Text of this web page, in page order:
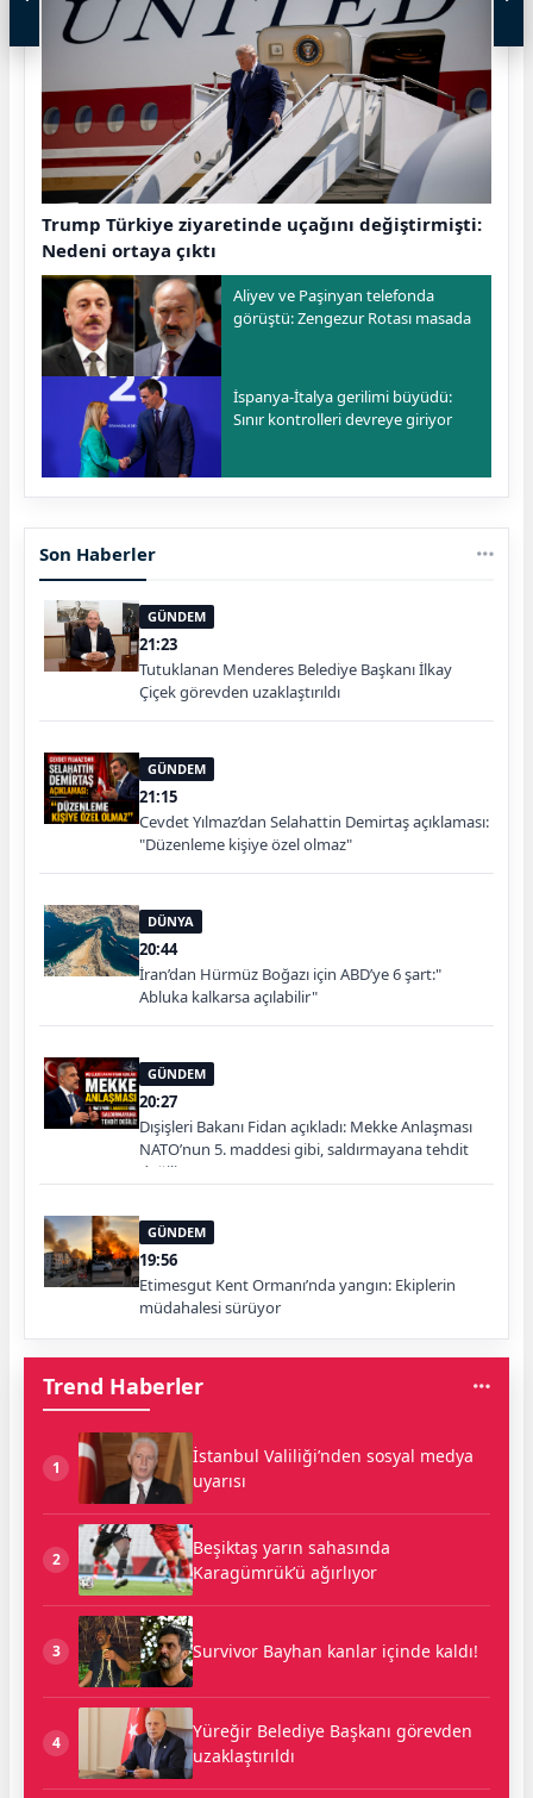
Trump Türkiye ziyaretinde uçağını değiştirmişti:
Nedeni ortaya çıktı
Aliyev ve Paşinyan telefonda
görüştü: Zengezur Rotası masada
İspanya-İtalya gerilimi büyüdü:
Sınır kontrolleri devreye giriyor
Son Haberler
GÜNDEM
21:23
Tutuklanan Menderes Belediye Başkanı İlkay
Çiçek görevden uzaklaştırıldı
GÜNDEM
21:15
Cevdet Yılmaz’dan Selahattin Demirtaş açıklaması:
"Düzenleme kişiye özel olmaz"
DÜNYA
20:44
İran’dan Hürmüz Boğazı için ABD’ye 6 şart:"
Abluka kalkarsa açılabilir"
GÜNDEM
20:27
Dışişleri Bakanı Fidan açıkladı: Mekke Anlaşması
NATO’nun 5. maddesi gibi, saldırmayana tehdit
değiliz
GÜNDEM
19:56
Etimesgut Kent Ormanı’nda yangın: Ekiplerin
müdahalesi sürüyor
Trend Haberler
1
İstanbul Valiliği’nden sosyal medya
uyarısı
2
Beşiktaş yarın sahasında
Karagümrük’ü ağırlıyor
3 Survivor Bayhan kanlar içinde kaldı!
4
Yüreğir Belediye Başkanı görevden
uzaklaştırıldı